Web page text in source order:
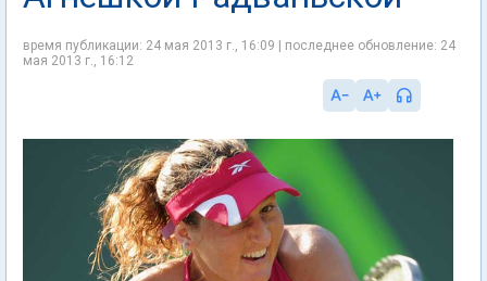
время публикации: 24 мая 2013 г., 16:09 | последнее обновление: 24
мая 2013 г., 16:12